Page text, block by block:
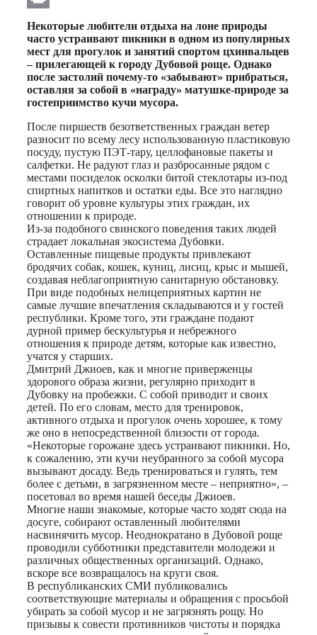
Print
Некоторые любители отдыха на лоне природы
часто устраивают пикники в одном из популярных
мест для прогулок и занятий спортом цхинвальцев
– прилегающей к городу Дубовой роще. Однако
после застолий почему-то «забывают» прибраться,
оставляя за собой в «награду» матушке-природе за
гостеприимство кучи мусора.
После пиршеств безответственных граждан ветер
разносит по всему лесу использованную пластиковую
посуду, пустую ПЭТ-тару, целлофановые пакеты и
салфетки. Не радуют глаз и разбросанные рядом с
местами посиделок осколки битой стеклотары из-под
спиртных напитков и остатки еды. Все это наглядно
говорит об уровне культуры этих граждан, их
отношении к природе.
Из-за подобного свинского поведения таких людей
страдает локальная экосистема Дубовки.
Оставленные пищевые продукты привлекают
бродячих собак, кошек, куниц, лисиц, крыс и мышей,
создавая неблагоприятную санитарную обстановку.
При виде подобных нелицеприятных картин не
самые лучшие впечатления складываются и у гостей
республики. Кроме того, эти граждане подают
дурной пример бескультурья и небрежного
отношения к природе детям, которые как известно,
учатся у старших.
Дмитрий Джиоев, как и многие приверженцы
здорового образа жизни, регулярно приходит в
Дубовку на пробежки. С собой приводит и своих
детей. По его словам, место для тренировок,
активного отдыха и прогулок очень хорошее, к тому
же оно в непосредственной близости от города.
«Некоторые горожане здесь устраивают пикники. Но,
к сожалению, эти кучи неубранного за собой мусора
вызывают досаду. Ведь тренироваться и гулять, тем
более с детьми, в загрязненном месте – неприятно», –
посетовал во время нашей беседы Джиоев.
Многие наши знакомые, которые часто ходят сюда на
досуге, собирают оставленный любителями
насвинячить мусор. Неоднократано в Дубовой роще
проводили субботники представители молодежи и
различных общественных организаций. Однако,
вскоре все возвращалось на круги своя.
В республиканских СМИ публиковались
соответствующие материалы и обращения с просьбой
убирать за собой мусор и не загрязнять рощу. Но
призывы к совести противников чистоты и порядка